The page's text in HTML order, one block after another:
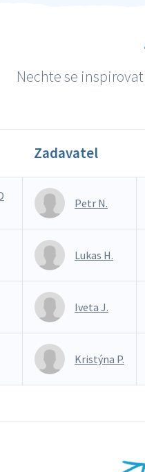
Nechte se
Zadavatel
Petr N.
Lukas H.
Iveta J.
Kristýna P.